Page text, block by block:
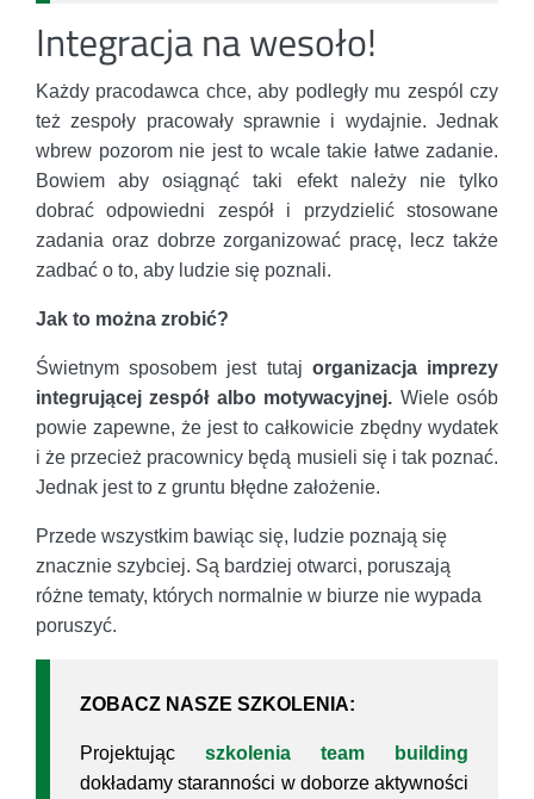
Integracja na wesoło!
Każdy pracodawca chce, aby podległy mu zespól czy
też zespoły pracowały sprawnie i wydajnie. Jednak
wbrew pozorom nie jest to wcale takie łatwe zadanie.
Bowiem aby osiągnąć taki efekt należy nie tylko
dobrać odpowiedni zespół i przydzielić stosowane
zadania oraz dobrze zorganizować pracę, lecz także
zadbać o to, aby ludzie się poznali.
Jak to można zrobić?
Świetnym sposobem jest tutaj organizacja imprezy
integrującej zespół albo motywacyjnej. Wiele osób
powie zapewne, że jest to całkowicie zbędny wydatek
i że przecież pracownicy będą musieli się i tak poznać.
Jednak jest to z gruntu błędne założenie.
Przede wszystkim bawiąc się, ludzie poznają się
znacznie szybciej. Są bardziej otwarci, poruszają
różne tematy, których normalnie w biurze nie wypada
poruszyć.
ZOBACZ NASZE SZKOLENIA:
Projektując szkolenia team building
dokładamy staranności w doborze aktywności